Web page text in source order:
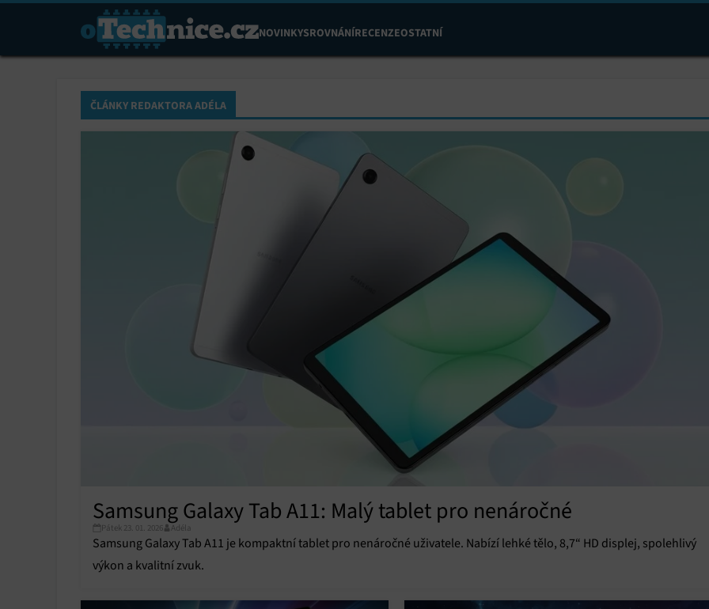
NOVINKYSROVNÁNÍRECENZEOSTATNÍ
ČLÁNKY REDAKTORA ADÉLA
Samsung Galaxy Tab A11: Malý tablet pro nenáročné
Pátek 23. 01. 2026 Adéla
Samsung Galaxy Tab A11 je kompaktní tablet pro nenáročné uživatele. Nabízí lehké tělo, 8,7“ HD displej, spolehlivý
výkon a kvalitní zvuk.